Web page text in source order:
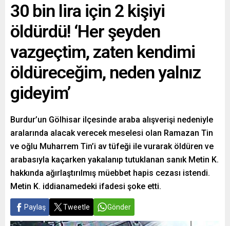
30 bin lira için 2 kişiyi
öldürdü! ‘Her şeyden
vazgeçtim, zaten kendimi
öldüreceğim, neden yalnız
gideyim’
Burdur’un Gölhisar ilçesinde araba alışverişi nedeniyle
aralarında alacak verecek meselesi olan Ramazan Tin
ve oğlu Muharrem Tin’i av tüfeği ile vurarak öldüren ve
arabasıyla kaçarken yakalanıp tutuklanan sanık Metin K.
hakkında ağırlaştırılmış müebbet hapis cezası istendi.
Metin K. iddianamedeki ifadesi şoke etti.
Paylaş Tweetle Gönder